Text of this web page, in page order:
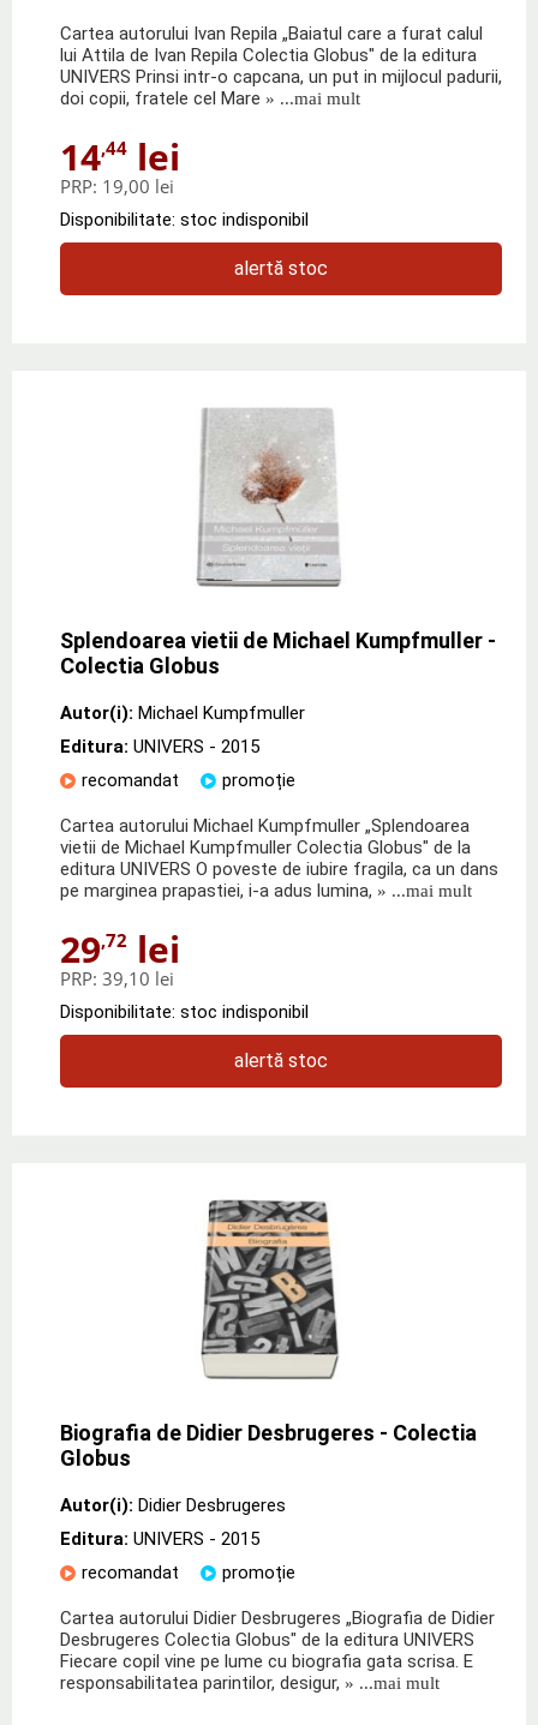
Cartea autorului Ivan Repila „Baiatul care a furat calul
lui Attila de Ivan Repila Colectia Globus" de la editura
UNIVERS Prinsi intr-o capcana, un put in mijlocul padurii,
doi copii, fratele cel Mare » ...mai mult
14,44 lei
PRP: 19,00 lei
Disponibilitate: stoc indisponibil
alertă stoc
Splendoarea vietii de Michael Kumpfmuller -
Colectia Globus
Autor(i): Michael Kumpfmuller
Editura: UNIVERS - 2015
recomandat
promoție
Cartea autorului Michael Kumpfmuller „Splendoarea
vietii de Michael Kumpfmuller Colectia Globus" de la
editura UNIVERS O poveste de iubire fragila, ca un dans
pe marginea prapastiei, i-a adus lumina, » ...mai mult
29,72 lei
PRP: 39,10 lei
Disponibilitate: stoc indisponibil
alertă stoc
Biografia de Didier Desbrugeres - Colectia
Globus
Autor(i): Didier Desbrugeres
Editura: UNIVERS - 2015
recomandat
promoție
Cartea autorului Didier Desbrugeres „Biografia de Didier
Desbrugeres Colectia Globus" de la editura UNIVERS
Fiecare copil vine pe lume cu biografia gata scrisa. E
responsabilitatea parintilor, desigur, » ...mai mult